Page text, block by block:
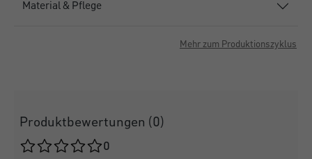
Material & Pflege
Mehr zum Produktionszyklus
Produktbewertungen (0)
Durchschnittliche Bewertung von 0 von 5 Sternen
0